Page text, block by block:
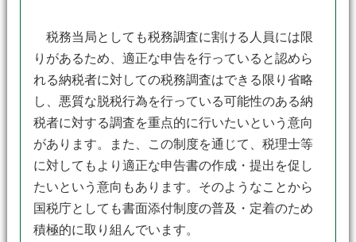
税務当局としても税務調査に割ける人員には限
りがあるため、適正な申告を行っていると認めら
れる納税者に対しての税務調査はできる限り省略
し、悪質な脱税行為を行っている可能性のある納
税者に対する調査を重点的に行いたいという意向
があります。また、この制度を通じて、税理士等
に対してもより適正な申告書の作成・提出を促し
たいという意向もあります。そのようなことから
国税庁としても書面添付制度の普及・定着のため
積極的に取り組んでいます。